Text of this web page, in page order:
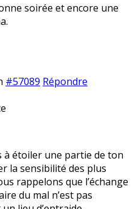
soirée et encore une
#57089 Répondre
à étoiler une partie de ton
la sensibilité des plus
rappelons que l’échange
du mal n’est pas